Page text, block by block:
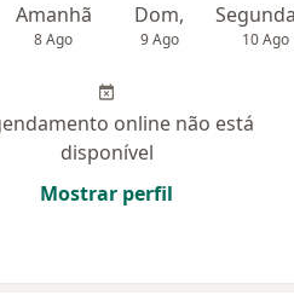
Amanhã
8 Ago
Dom,
9 Ago 10 Ago
online não está
disponível
Mostrar perfil